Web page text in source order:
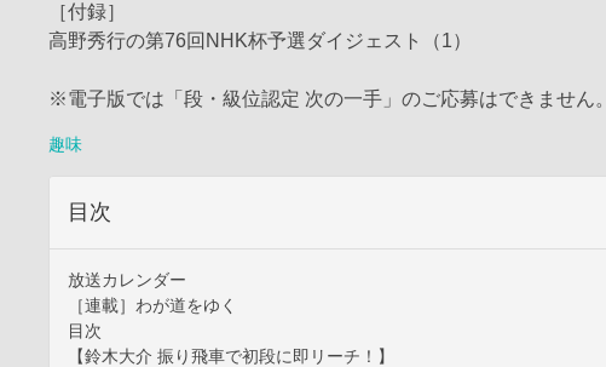
［付録］
高野秀行の第76回NHK杯予選ダイジェスト（1）
※電子版では「段・級位認定 次の一手」のご応募はできません。
趣味
目次
放送カレンダー
［連載］わが道をゆく
目次
【鈴木大介 振り飛車で初段に即リーチ！】